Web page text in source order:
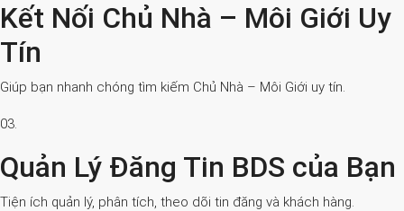
Kết Nối Chủ Nhà – Môi Giới Uy
Tín
Giúp bạn nhanh chóng tìm kiếm Chủ Nhà – Môi Giới uy tín.
03.
Quản Lý Đăng Tin BDS của Bạn
Tiện ích quản lý, phân tích, theo dõi tin đăng và khách hàng.